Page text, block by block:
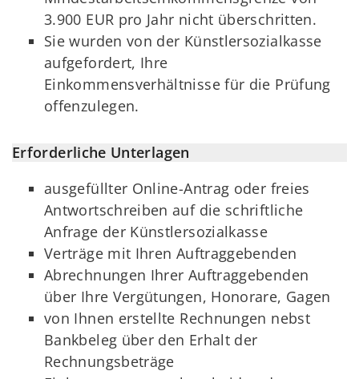
3.900 EUR pro Jahr nicht überschritten.
Sie wurden von der Künstlersozialkasse
aufgefordert, Ihre
Einkommensverhältnisse für die Prüfung
offenzulegen.
Erforderliche Unterlagen
ausgefüllter Online-Antrag oder freies
Antwortschreiben auf die schriftliche
Anfrage der Künstlersozialkasse
Verträge mit Ihren Auftraggebenden
Abrechnungen Ihrer Auftraggebenden
über Ihre Vergütungen, Honorare, Gagen
von Ihnen erstellte Rechnungen nebst
Bankbeleg über den Erhalt der
Rechnungsbeträge